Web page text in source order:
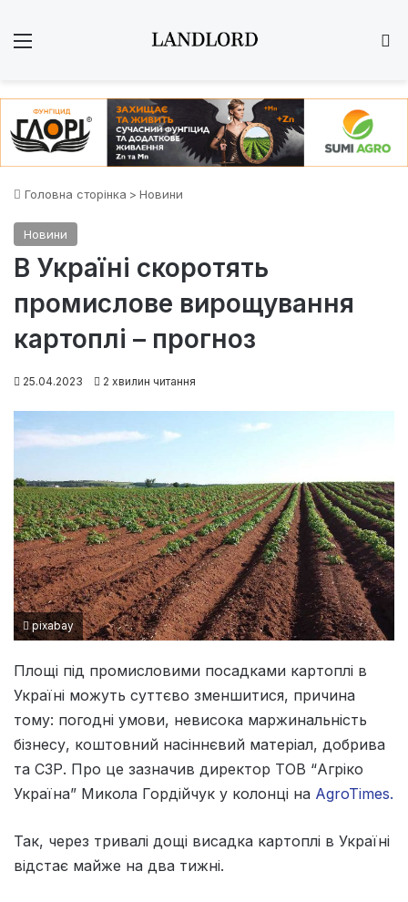
Головна сторінка > Новини
Новини
В Україні скоротять
промислове вирощування
картоплі – прогноз
25.04.2023 2 хвилин читання
pixabay
Площі під промисловими посадками картоплі в
Україні можуть суттєво зменшитися, причина
тому: погодні умови, невисока маржинальність
бізнесу, коштовний насіннєвий матеріал, добрива
та СЗР. Про це зазначив директор ТОВ “Агріко
Україна” Микола Гордійчук у колонці на AgroTimes.
Так, через тривалі дощі висадка картоплі в Україні
відстає майже на два тижні.